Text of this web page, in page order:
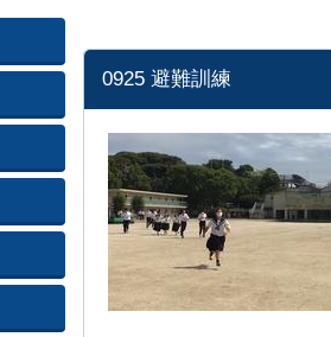
0925 避難訓練